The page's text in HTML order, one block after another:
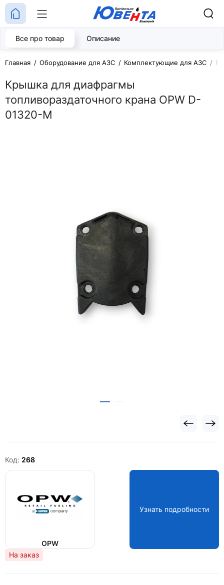
Главная Оборудование для АЗС Комплектующие для АЗС
Крышка для диафрагмы
топливораздаточного крана OPW D-
01320-M
Все про товар Описание
Код: 268
OPW
Узнать подробности
На заказ